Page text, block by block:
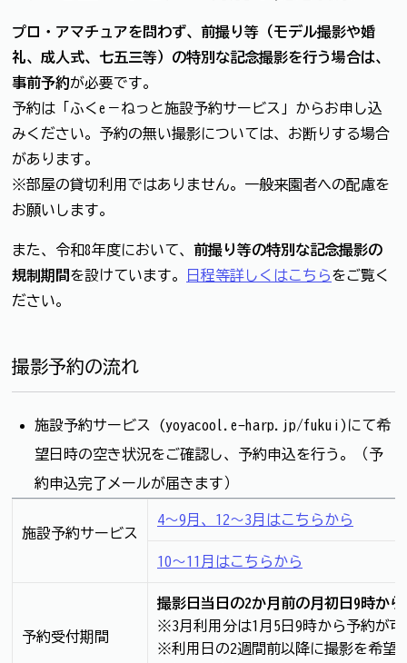
プロ・アマチュアを問わず、前撮り等（モデル撮影や婚
礼、成人式、七五三等）の特別な記念撮影を行う場合は、
事前予約が必要です。
予約は「ふくe－ねっと施設予約サービス」からお申し込
みください。予約の無い撮影については、お断りする場合
があります。
※部屋の貸切利用ではありません。一般来園者への配慮を
お願いします。​
また、令和8年度において、 前撮り等の特別な記念撮影の
規制期間を設けています。 日程等詳しくはこちらをご覧く
ださい。
撮影予約の流れ
施設予約サービス (yoyacool.e-harp.jp/fukui)にて希
望日時の空き状況をご確認し、予約申込を行う。（予
約申込完了メールが届きます）
施設予約サービス
4～9月、12～3月はこちらから
10～11月はこちらから
予約受付期間
撮影日当日の2か月前の月初日9時か
※3月利用分は1月5日9時から予約が可
※利用日の2週間前以降に撮影を希望